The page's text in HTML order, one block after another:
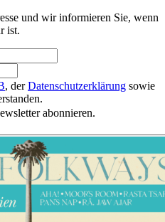
und wir informieren Sie, wenn
ist.
, derDatenschutzerklärung sowie
abonnieren.